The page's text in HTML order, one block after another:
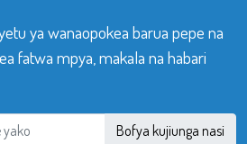
ya wanaopokea barua pepe na
fatwa mpya, makala na habari
Bofya kujiunga nasi